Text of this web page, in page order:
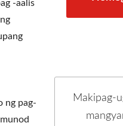
-aalis
ng pag-
Makipag-